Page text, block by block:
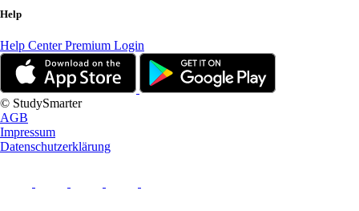
Help
Help CenterPremium Login
© StudySmarter
AGB
Impressum
Datenschutzerklärung